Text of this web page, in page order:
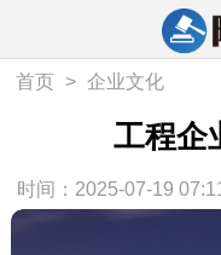
首页 > 企业文化
工程企
时间：2025-07-19